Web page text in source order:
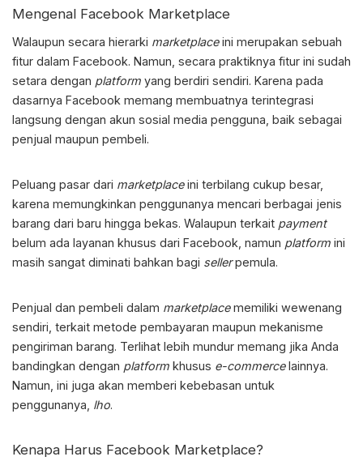
Mengenal Facebook Marketplace
Walaupun secara hierarki marketplaceini merupakan sebuah
fitur dalam Facebook. Namun, secara praktiknya fitur ini sudah
setara dengan platform yang berdiri sendiri. Karena pada
dasarnya Facebook memang membuatnya terintegrasi
langsung dengan akun sosial media pengguna, baik sebagai
penjual maupun pembeli.
Peluang pasar dari marketplaceini terbilang cukup besar,
karena memungkinkan penggunanya mencari berbagai jenis
barang dari baru hingga bekas. Walaupun terkait payment
belum ada layanan khusus dari Facebook, namun platform ini
masih sangat diminati bahkan bagi sellerpemula.
Penjual dan pembeli dalam marketplacememiliki wewenang
sendiri, terkait metode pembayaran maupun mekanisme
pengiriman barang. Terlihat lebih mundur memang jika Anda
bandingkan dengan platform khusus e-commercelainnya.
Namun, ini juga akan memberi kebebasan untuk
penggunanya, lho.
Kenapa Harus Facebook Marketplace?